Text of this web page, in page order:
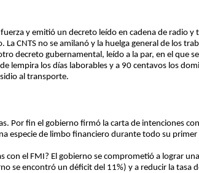
y emitió un decreto leído en cadena de radio y
La CNTS no se amilanó y la huelga general de los
decreto gubernamental, leído a la par, en el que
lempira los días laborables y a 90 centavos los
al transporte.
Por fin el gobierno firmó la carta de intenciones
especie de limbo financiero durante todo su primer
con el FMI? El gobierno se comprometió a lograr
se encontró un déficit del 11%) y a reducir la tasa